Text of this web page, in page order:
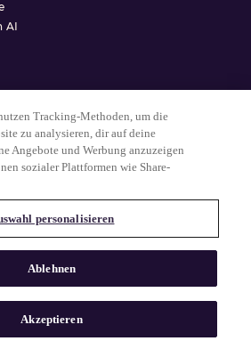
AI
GROUP, das MG-Logo und der MG-
sind Marken der Match Group
Marken sind Eigentum ihrer jeweiligen
Tracking-Methoden, um die
zu analysieren, dir auf deine
Angebote und Werbung anzuzeigen
sozialer Plattformen wie Share-
personalisieren
Ablehnen
Akzeptieren